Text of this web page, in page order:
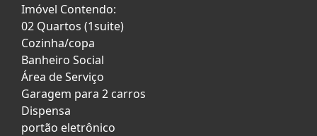
Imóvel Contendo:
02 Quartos (1suite)
Cozinha/copa
Banheiro Social
Área de Serviço
Garagem para 2 carros
Dispensa
portão eletrônico